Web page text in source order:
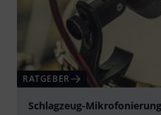
RATGEBER
Schlagzeug-Mikrofonierung